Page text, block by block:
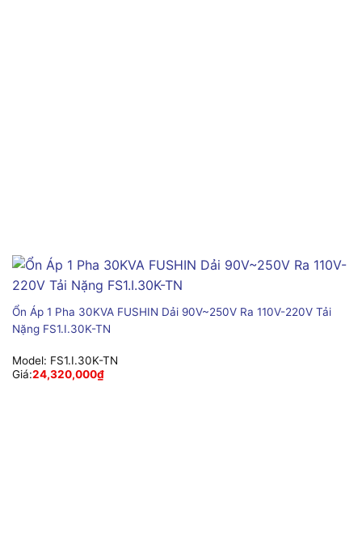
Ổn Áp 1 Pha 30KVA FUSHIN Dải 90V~250V Ra 110V-220V Tải
Nặng FS1.I.30K-TN
Model: FS1.I.30K-TN
Giá:24,320,000₫